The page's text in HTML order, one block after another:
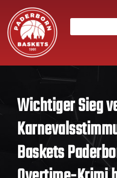
Wichtiger Sieg
Baskets